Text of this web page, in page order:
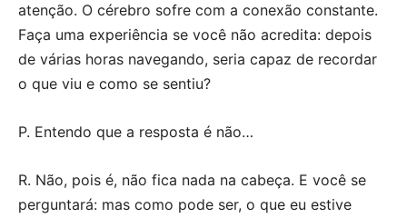
atenção. O cérebro sofre com a conexão constante.
Faça uma experiência se você não acredita: depois
de várias horas navegando, seria capaz de recordar
o que viu e como se sentiu?
P. Entendo que a resposta é não…
R. Não, pois é, não fica nada na cabeça. E você se
perguntará: mas como pode ser, o que eu estive